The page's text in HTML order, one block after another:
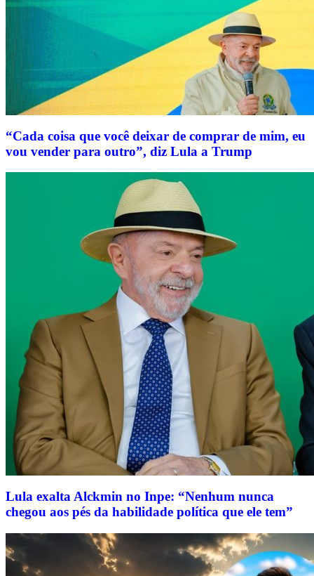
“Cada coisa que você deixar de comprar de mim, eu
vou vender para outro”, diz Lula a Trump
Lula exalta Alckmin no Inpe: “Nenhum nunca
chegou aos pés da habilidade política que ele tem”